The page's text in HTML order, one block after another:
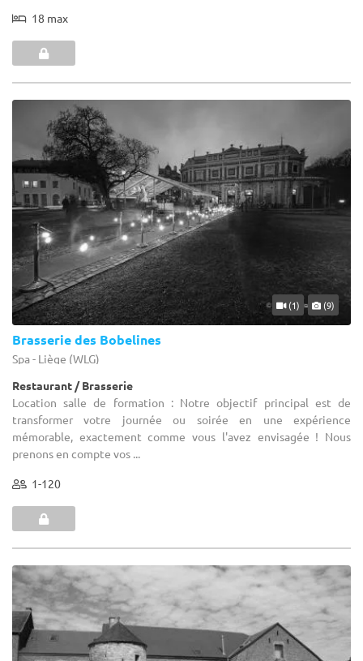
18 max
(1) (9)
Brasserie des Bobelines
Spa - Liège (WLG)
Restaurant / Brasserie
Location salle de formation : Notre objectif principal est de
transformer votre journée ou soirée en une expérience
mémorable, exactement comme vous l'avez envisagée ! Nous
prenons en compte vos ...
1-120